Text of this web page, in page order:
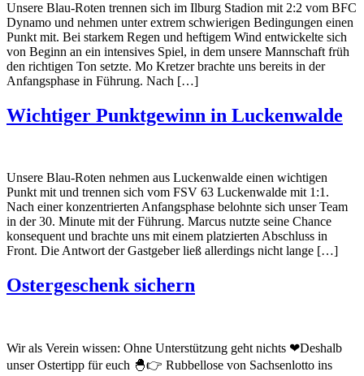
Unsere Blau-Roten trennen sich im Ilburg Stadion mit 2:2 vom BFC
Dynamo und nehmen unter extrem schwierigen Bedingungen einen
Punkt mit. Bei starkem Regen und heftigem Wind entwickelte sich
von Beginn an ein intensives Spiel, in dem unsere Mannschaft früh
den richtigen Ton setzte. Mo Kretzer brachte uns bereits in der
Anfangsphase in Führung. Nach […]
Wichtiger Punktgewinn in Luckenwalde
Unsere Blau-Roten nehmen aus Luckenwalde einen wichtigen
Punkt mit und trennen sich vom FSV 63 Luckenwalde mit 1:1.
Nach einer konzentrierten Anfangsphase belohnte sich unser Team
in der 30. Minute mit der Führung. Marcus nutzte seine Chance
konsequent und brachte uns mit einem platzierten Abschluss in
Front. Die Antwort der Gastgeber ließ allerdings nicht lange […]
Ostergeschenk sichern
Wir als Verein wissen: Ohne Unterstützung geht nichts ❤Deshalb
unser Ostertipp für euch 🐣👉 Rubbellose von Sachsenlotto ins